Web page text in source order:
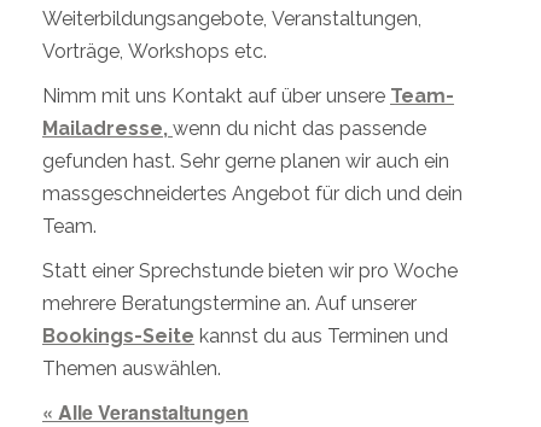
Weiterbildungsangebote, Veranstaltungen,
Vorträge, Workshops etc.
Nimm mit uns Kontakt auf über unsere Team-
Mailadresse, wenn du nicht das passende
gefunden hast. Sehr gerne planen wir auch ein
massgeschneidertes Angebot für dich und dein
Team.
Statt einer Sprechstunde bieten wir pro Woche
mehrere Beratungstermine an. Auf unserer
Bookings-Seite kannst du aus Terminen und
Themen auswählen.
« Alle Veranstaltungen